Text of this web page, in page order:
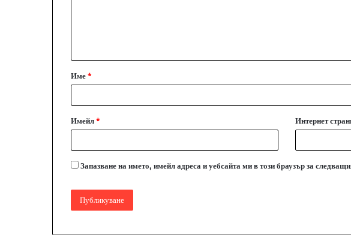
а
р
Име*
Имейл* Интернет
Запазване на името, имейл адреса и уебсайта ми в този браузър за